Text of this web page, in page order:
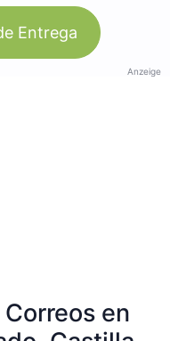
Entrega
Anzeige
en